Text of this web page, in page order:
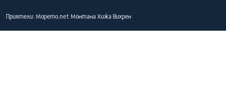
Приятели: Морето.net Монтана Хижа Вихрен